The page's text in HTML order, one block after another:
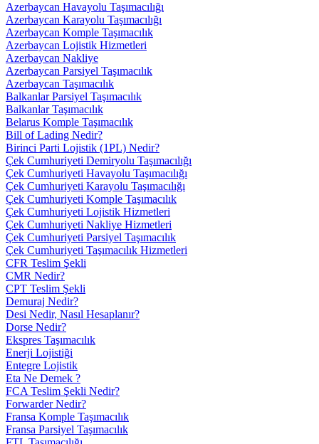
Azerbaycan Havayolu Taşımacılığı
Azerbaycan Karayolu Taşımacılığı
Azerbaycan Komple Taşımacılık
Azerbaycan Lojistik Hizmetleri
Azerbaycan Nakliye
Azerbaycan Parsiyel Taşımacılık
Azerbaycan Taşımacılık
Balkanlar Parsiyel Taşımacılık
Balkanlar Taşımacılık
Belarus Komple Taşımacılık
Bill of Lading Nedir?
Birinci Parti Lojistik (1PL) Nedir?
Çek Cumhuriyeti Demiryolu Taşımacılığı
Çek Cumhuriyeti Havayolu Taşımacılığı
Çek Cumhuriyeti Karayolu Taşımacılığı
Çek Cumhuriyeti Komple Taşımacılık
Çek Cumhuriyeti Lojistik Hizmetleri
Çek Cumhuriyeti Nakliye Hizmetleri
Çek Cumhuriyeti Parsiyel Taşımacılık
Çek Cumhuriyeti Taşımacılık Hizmetleri
CFR Teslim Şekli
CMR Nedir?
CPT Teslim Şekli
Demuraj Nedir?
Desi Nedir, Nasıl Hesaplanır?
Dorse Nedir?
Ekspres Taşımacılık
Enerji Lojistiği
Entegre Lojistik
Eta Ne Demek ?
FCA Teslim Şekli Nedir?
Forwarder Nedir?
Fransa Komple Taşımacılık
Fransa Parsiyel Taşımacılık